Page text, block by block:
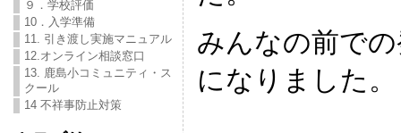
９．学校評価
10．入学準備
11. 引き渡し実施マニュアル
12.オンライン相談窓口
13. 鹿島小コミュニティ・ス
クール
14 不祥事防止対策
みんなの前で
になりました。